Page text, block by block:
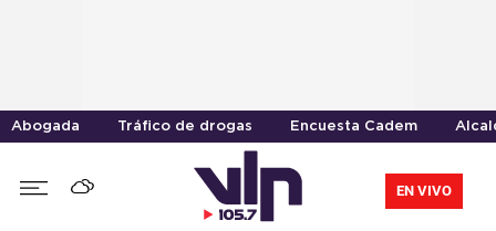
Abogada Tráfico de drogas Encuesta Cadem
EN VIVO